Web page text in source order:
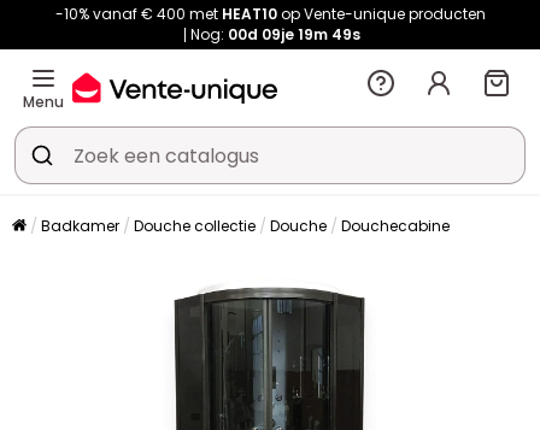
-10% vanaf € 400 met HEAT10op Vente-unique producten
Nog: 00d 09je19m 48s
Menu
Badkamer Douche collectie Douche Douchecabine